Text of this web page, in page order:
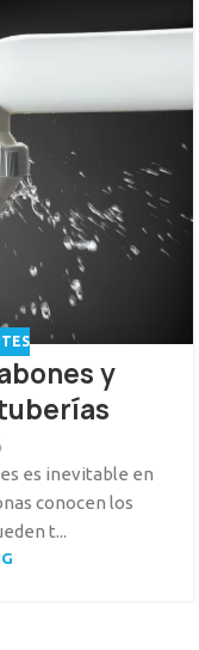
y
es inevitable en
conocen los
t...